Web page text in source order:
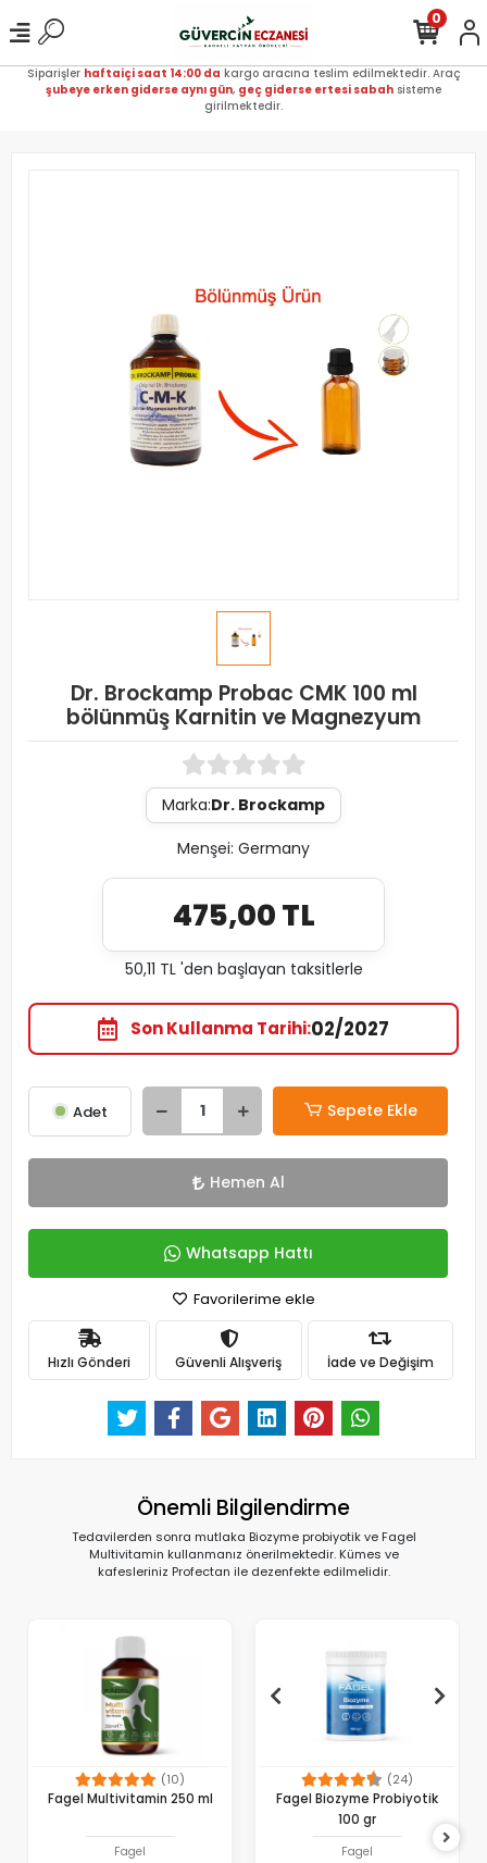
Siparişler haftaiçi saat 14:00 da kargo aracına teslim edilmektedir. Araç
şubeye erken giderse aynı gün, geç giderse ertesi sabah sisteme
girilmektedir.
0
Dr. Brockamp Probac CMK 100 ml
bölünmüş Karnitin ve Magnezyum
Marka:Dr. Brockamp
Menşei: Germany
475,00 TL
50,11 TL 'den başlayan taksitlerle
Son Kullanma Tarihi 02/2027
Adet Sepete Ekle
Hemen Al
Whatsapp Hattı
Favorilerime ekle
Hızlı Gönderi Güvenli Alışveriş İade ve Değişim
Önemli Bilgilendirme
Tedavilerden sonra mutlaka Biozyme probiyotik ve Fagel
Multivitamin kullanmanız önerilmektedir. Kümes ve
kafesleriniz Profectan ile dezenfekte edilmelidir.
(10)
Fagel Multivitamin 250 ml
Fagel
(24)
Fagel Biozyme Probiyotik
100 gr
Fagel